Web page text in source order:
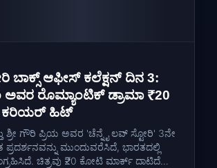
ಬಾಕ್ಸ್ ಆಫೀಸ್ ಕಲೆಕ್ಷನ್ ದಿನ 3:
ರೊಮ್ಯಾಂಟಿಕ್ ಡ್ರಾಮಾ ₹20
ಕರಿಯರ್ ಹಿಟ್
ಶ್ರೀ ಗೌರಿ ಪ್ರಿಯ ಅವರ 'ಚೆನ್ನೈ ಲವ್ ಸ್ಟೋರಿ' 3ನೇ
ಪ್ರದರ್ಶನವನ್ನು ಮುಂದುವರೆಸಿದೆ, ಭಾರತದಲ್ಲಿ
ಚಿತ್ರವು ₹20 ಕೋಟಿ ಮಾರ್ಕ್ ದಾಟಿದೆ